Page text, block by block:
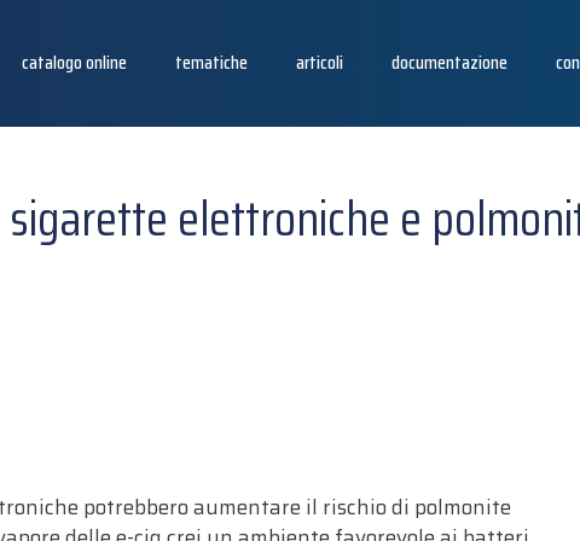
catalogo online tematiche articoli documentazione
sigarette elettroniche e
potrebbero aumentare il rischio di polmonite